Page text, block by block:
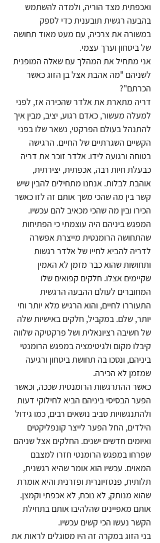
ואכפתית מצד הוריה, ולמדה להשתמש
בהבעה רגשית תובענית כדי לספק
במשורה את צרכיה, עם מעט מאוד תחושה
של ביטחון וערך עצמי.
אני מתחיל את המהלך עם שאלה המופנית
לשניהם "מה אהבת אצל בן הזוג כאשר
הכרתם"?
דריה מתארת את אלדר שהכירה אז, לפני
למעלה מעשור, כאדם רגוע, יציב, מבין איך
להתנהל בעולם הפרקטי, נשאר שלו בפני
הקשיים השגרתיים של החיים. הרגישה
בטוחה ורגועה לידו. אלדר זוכר את דריה
כבעלת חיות רבה, אכפתית, יצירתית,
אוהבת לבלות. אנחנו מתחילים להבין שיש
קשר בין מה שהכי משך אותם זה לזו כאשר
הכירו ובין מה שהכי מכאיב להם עכשיו.
המפגש ביניהם היה עוצמתי כי הפתיחות
שהתחושה הרומנטית מייצרת אפשרה
לדריה להביא לחייו של אלדר רגשות
ותחושות שהוא כבר מזמן לא האמין
שקיימים אצלו. חלקים קפואים שלו
המחוברים לעולם ההבעה הרגשית
התעוררו לחיים, והוא הרגיש מלא יותר וחי
יותר, שלם. במקביל, חלקים באישיות שלה
של חשיבה רציונאלית ושל פרקטיקה שלווה
קיבלו מקום ולגיטימציה במפגש הרומנטי
ביניהם, ונסכו בה תחושת ביטחון ורגיעה
שמזמן לא הכירה.
כאשר ההתרגשות הרומנטית שככה, וכאשר
הפער הבסיסי ביניהם הביא לחילוקי דעות
ולהתנגשויות סביב נושאים רבים, כמו גידול
הילדים, החל הפער לייצר קונפליקטים
ואיומים חדשים ישנים. החלקים אצל שניהם
שפרחו במפגש הרומנטי חזרו למצבם
המאוים. עכשיו הוא אומר שהיא רגשנית,
תלותית, פנטזיונרית ופזרנית והיא אומרת
שהוא מנותק, לא נוכח, לא אכפתי וקמצן.
אותם מאפיינים שהלהיבו אותם בתחילת
הקשר נעשו הכי קשים עכשיו.
בני הזוג במקרה זה היו מסוגלים לראות את